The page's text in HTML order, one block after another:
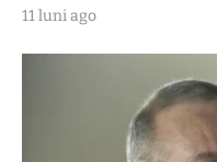
11 luni ago